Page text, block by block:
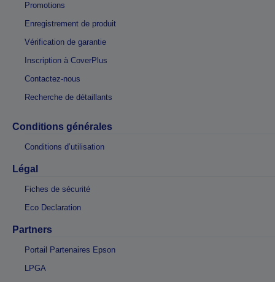
Promotions
Enregistrement de produit
Vérification de garantie
Inscription à CoverPlus
Contactez-nous
Recherche de détaillants
Conditions générales
Conditions d’utilisation
Légal
Fiches de sécurité
Eco Declaration
Partners
Portail Partenaires Epson
LPGA